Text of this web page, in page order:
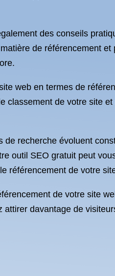
des conseils
de référencement et
web en termes de
classement de votre site
de recherche évoluent
outil SEO gratuit peut
référencement de votre
de votre site
davantage de